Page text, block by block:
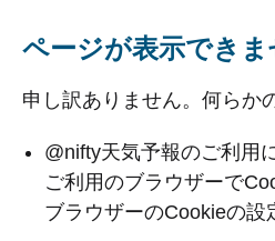
ページが表示でき
申し訳ありません。何らか
@nifty天気予報のご利用
ご利用のブラウザーで
ブラウザーのCookieの設